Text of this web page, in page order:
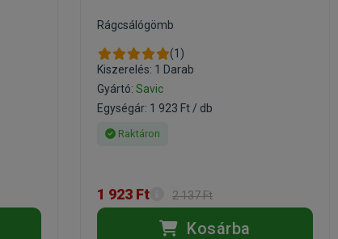
Rágcsálógömb
(1)
Kiszerelés: 1 Darab
Gyártó: Savic
Egységár: 1 923 Ft / db
Raktáron
1 923 Ft 2 137 Ft
Kosárba